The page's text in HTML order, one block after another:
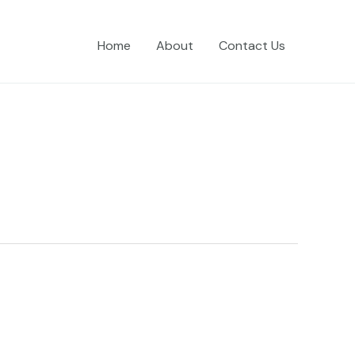
Home About Contact Us